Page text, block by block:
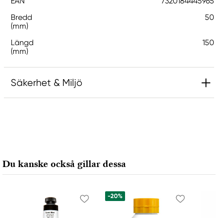
Bredd
(mm)
50
Längd
(mm)
150
Säkerhet & Miljö
5400 AA Uden, Nederländerna
support@ralfarger.se
Du kanske också gillar dessa
-20%